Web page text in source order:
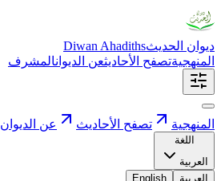
ديوان الحديثDiwan Ahadiths
المنهجيةتصفح الأحاديثعن الديوانالمشرف
المنهجية تصفح الأحاديث عن الديوان
اللغة
العربية
العربية
English